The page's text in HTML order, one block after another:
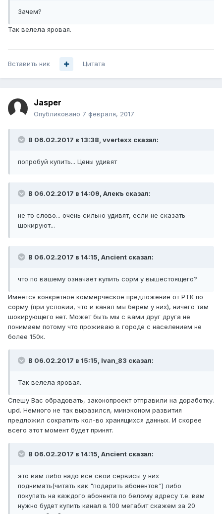
Зачем?
Так велела яровая.
Вставить ник Цитата
Jasper
Опубликовано 7 февраля, 2017
В 06.02.2017 в 13:38, vvertexx сказал:
попробуй купить... Цены удивят
В 06.02.2017 в 14:09, Алекъ сказал:
не то слово... очень сильно удивят, если не сказать -
шокируют...
В 06.02.2017 в 14:15, Ancient сказал:
что по вашему означает купить сорм у вышестоящего?
Имеется конкретное коммерческое предложение от РТК по
сорму (при условии, что и канал мы берем у них), ничего там
шокирующего нет. Может быть мы с вами друг друга не
понимаем потому что проживаю в городе с населением не
более 150к.
В 06.02.2017 в 15:15, Ivan_83 сказал:
Так велела яровая.
Спешу Вас обрадовать, законопроект отправили на доработку.
upd. Немного не так выразился, минэконом развития
предложил сократить кол-во хранящихся данных. И скорее
всего этот момент будет принят.
В 06.02.2017 в 14:15, Ancient сказал:
это вам либо надо все свои сервисы у них
поднимать(читать как "подарить абонентов") либо
покупать на каждого абонента по белому адресу т.е. вам
нужно будет купить канал в 100 мегабит скажем за 20